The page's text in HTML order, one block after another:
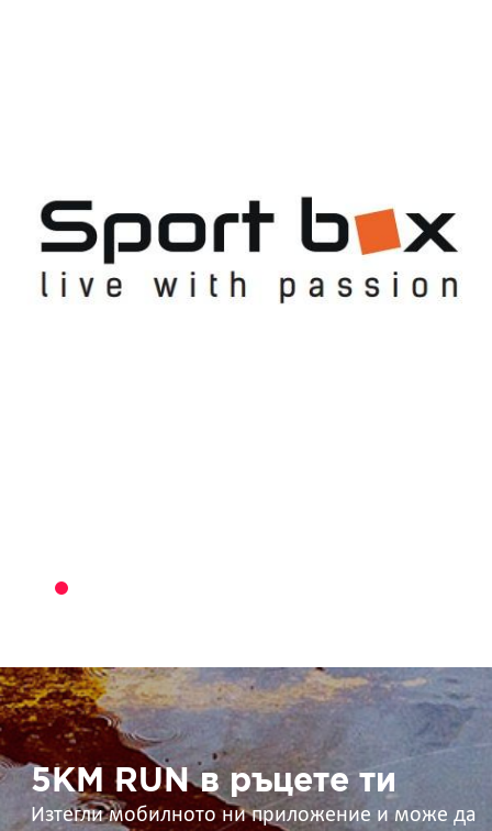
5KM
RUN
в
ръцете
ти 5KM RUN в ръцете ти
Изтегли мобилното ни приложение и може да